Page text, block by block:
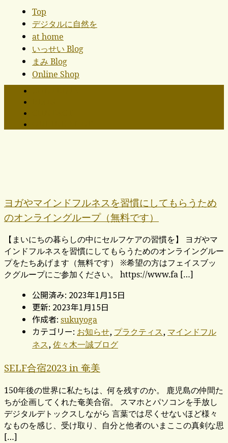
Top
デジタルに自然を
at home
いっせい Blog
まみ Blog
Online Shop
ヨガやマインドフルネスを習慣にしてもらうため
のオンライングループ（無料です）
【まいにちの暮らしの中にセルフケアの習慣を】 ヨガやマ
インドフルネスを習慣にしてもらうためのオンライングルー
プをたちあげます（無料です） ※希望の方はフェイスブッ
クグループにご参加ください。 https://www.fa […]
公開済み: 2023年1月15日
更新: 2023年1月15日
作成者: sukuyoga
カテゴリー: お知らせ, プラクティス, マインドフル
ネス,佐々木一誠ブログ
SELF合宿2023 in 奄美
150年後の世界に私たちは、何を残すのか。 鹿児島の仲間た
ちが企画してくれた奄美合宿。 スマホとパソコンを手放し
デジタルデトックスしながら 言葉では尽くせないほど様々
なものを感じ、受け取り、自分と他者のいまここの真剣な思
[…]